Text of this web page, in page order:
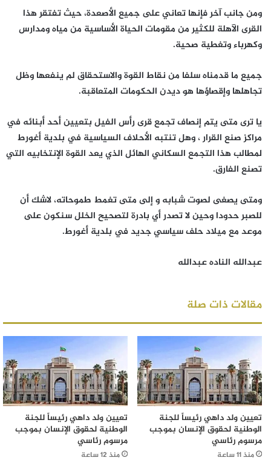
ومن جانب آخر فإنها تعاني على جميع الأصعدة، حيث تفتقر هذا
القرى الآهلة للكثير من مقومات الحياة الأساسية من مياه ومدارس
وكهرباء وتغطية صحية.
جميع ما قدمناه سلفا من نقاط القوة والاستحقاق لم ينفعها وظل
تجاهلها وإقصاؤها هو ديدن الحكومات المتعاقبة.
يا ترى متى يتم إنصاف تجمع قرى رأس الفيل بتعيين أحد أبنائه في
مراكز صنع القرار ، وهل تنتبه الأحلاف السياسية في بلدية أغورط
لمطالب هذا التجمع السكاني الهائل الذي يعد القوة الإنتخابيه التي
تصنع الفارق.
ومتى يصغى لصوت شبابه و إلى متى تغمط طموحاته، لاشك أن
للصبر حدودا وحين لا تصدر أي بادرة لتصحيح الخلل سنكون على
موعد مع ميلاد حلف سياسي جديد في بلدية أغورط.
عبدالله الناده عبدالله
مقالات ذات صلة
تعيين ولد داهي رئيساً للجنة
الوطنية لحقوق الإنسان بموجب
مرسوم رئاسي
منذ 11 ساعة
تعيين ولد داهي رئيساً للجنة
الوطنية لحقوق الإنسان بموجب
مرسوم رئاسي
منذ 12 ساعة